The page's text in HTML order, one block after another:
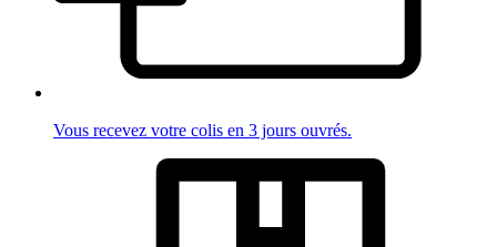
Vous recevez votre colis en 3 jours ouvrés.